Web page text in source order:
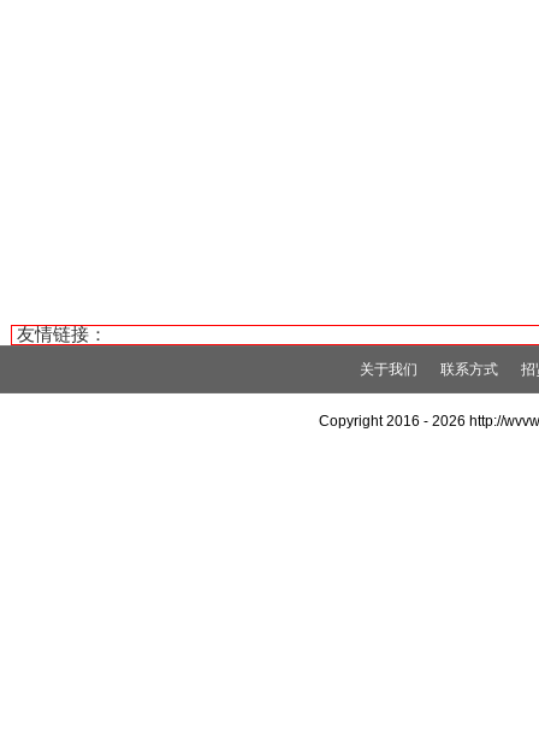
友情链接：
关于我们 联系方式 招
Copyright 2016 - 2026 http://